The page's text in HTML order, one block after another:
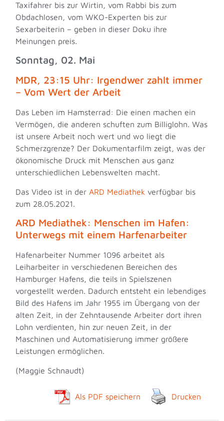
Taxifahrer bis zur Wirtin, vom Rabbi bis zum
Obdachlosen, vom WKO-Experten bis zur
Sexarbeiterin – geben in dieser Doku ihre
Meinungen preis.
Sonntag, 02. Mai
MDR, 23:15 Uhr: Irgendwer zahlt immer
– Vom Wert der Arbeit
Das Leben im Hamsterrad: Die einen machen ein
Vermögen, die anderen schuften zum Billiglohn. Was
ist unsere Arbeit noch wert und wo liegt die
Schmerzgrenze? Der Dokumentarfilm zeigt, was der
ökonomische Druck mit Menschen aus ganz
unterschiedlichen Lebenswelten macht.
Das Video ist in derARD Mediathek verfügbar bis
zum 28.05.2021.
ARD Mediathek: Menschen im Hafen:
Unterwegs mit einem Harfenarbeiter
Hafenarbeiter Nummer 1096 arbeitet als
Leiharbeiter in verschiedenen Bereichen des
Hamburger Hafens, die teils in Spielszenen
vorgestellt werden. Dadurch entsteht ein lebendiges
Bild des Hafens im Jahr 1955 im Übergang von der
alten Zeit, in der Zehntausende Arbeiter dort ihren
Lohn verdienten, hin zur neuen Zeit, in der
Maschinen und Automatisierung immer größere
Leistungen ermöglichen.
(Maggie Schnaudt)
Als PDF speichern Drucken